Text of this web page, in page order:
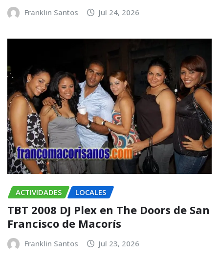
Franklin Santos Jul 24, 2026
ACTIVIDADES LOCALES
TBT 2008 DJ Plex en The Doors de San
Francisco de Macorís
Franklin Santos Jul 23, 2026